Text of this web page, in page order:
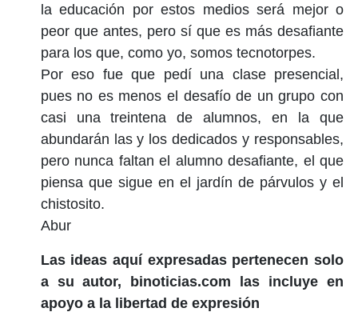
la educación por estos medios será mejor o
peor que antes, pero sí que es más desafiante
para los que, como yo, somos tecnotorpes.
Por eso fue que pedí una clase presencial,
pues no es menos el desafío de un grupo con
casi una treintena de alumnos, en la que
abundarán las y los dedicados y responsables,
pero nunca faltan el alumno desafiante, el que
piensa que sigue en el jardín de párvulos y el
chistosito.
Abur
Las ideas aquí expresadas pertenecen solo
a su autor, binoticias.com las incluye en
apoyo a la libertad de expresión